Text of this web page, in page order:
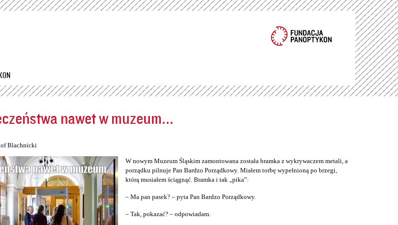
Przejdź
nawet w muzeum...
Blachnicki
W nowym Muzeum Śląskim zamontowana została bramka z wykrywaczem metali, a
porządku pilnuje Pan Bardzo Porządkowy. Miałem torbę wypełnioną po brzegi,
którą musiałem ściągnąć. Bramka i tak „pika”:
– Ma pan pasek? – pyta Pan Bardzo Porządkowy.
– Tak, pokazać? – odpowiadam.